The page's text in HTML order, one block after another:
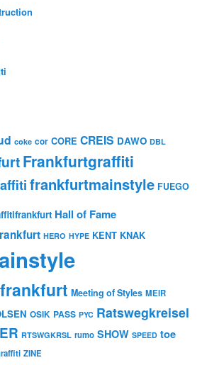
coke cor CORE CREIS DAWO DBL
Frankfurtgraffiti
frankfurtmainstyle FUEGO
Hall of Fame
HERO HYPE KENT KNAK
Meeting of Styles MEIR
OSIK PASS PYC Ratswegkreisel
RTSWGKRSL rumo SHOW SPEED toe
ZINE